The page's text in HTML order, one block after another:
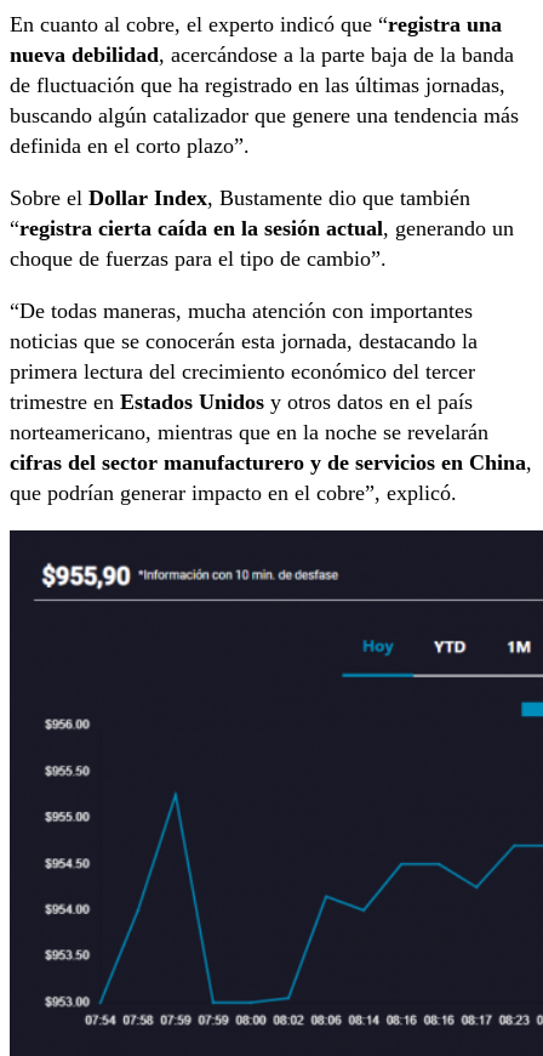
En cuanto al cobre, el experto indicó que “registra una
nueva debilidad, acercándose a la parte baja de la banda
de fluctuación que ha registrado en las últimas jornadas,
buscando algún catalizador que genere una tendencia más
definida en el corto plazo”.
Sobre el Dollar Index, Bustamente dio que también
“registra cierta caída en la sesión actual, generando un
choque de fuerzas para el tipo de cambio”.
“De todas maneras, mucha atención con importantes
noticias que se conocerán esta jornada, destacando la
primera lectura del crecimiento económico del tercer
trimestre en Estados Unidos y otros datos en el país
norteamericano, mientras que en la noche se revelarán
cifras del sector manufacturero y de servicios en China,
que podrían generar impacto en el cobre”, explicó.